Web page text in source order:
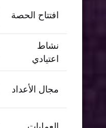
افتتاح الحصة
نشاط
اعتيادي
مجال الأعداد